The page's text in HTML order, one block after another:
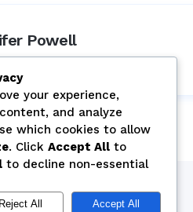
Powell
your experience,
and analyze
which cookies to allow
. Click Accept All to
to decline non-essential
Reject All Accept All